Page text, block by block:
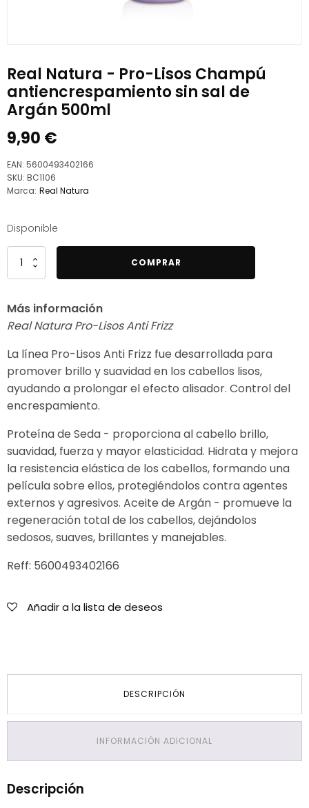
Real Natura - Pro-Lisos Champú
antiencrespamiento sin sal de
Argán 500ml
9,90 €
EAN: 5600493402166
SKU: BC1106
Marca: Real Natura
Disponible
Real
Natura
Pro-
Lisos
antiencrespamiento
sin
sal
de
500ml
cantidad
COMPRAR
Más información
Real Natura Pro-Lisos Anti Frizz
La línea Pro-Lisos Anti Frizz fue desarrollada para
promover brillo y suavidad en los cabellos lisos,
ayudando a prolongar el efecto alisador. Control del
encrespamiento.
Proteína de Seda - proporciona al cabello brillo,
suavidad, fuerza y mayor elasticidad. Hidrata y mejora
la resistencia elástica de los cabellos, formando una
película sobre ellos, protegiéndolos contra agentes
externos y agresivos. Aceite de Argán - promueve la
regeneración total de los cabellos, dejándolos
sedosos, suaves, brillantes y manejables.
Reff: 5600493402166
Añadir a la lista de deseos
DESCRIPCIÓN
INFORMACIÓN ADICIONAL
Descripción